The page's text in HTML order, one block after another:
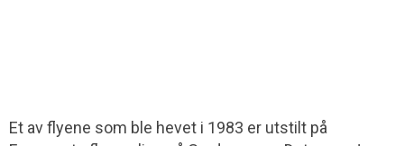
Et av flyene som ble hevet i 1983 er utstilt på